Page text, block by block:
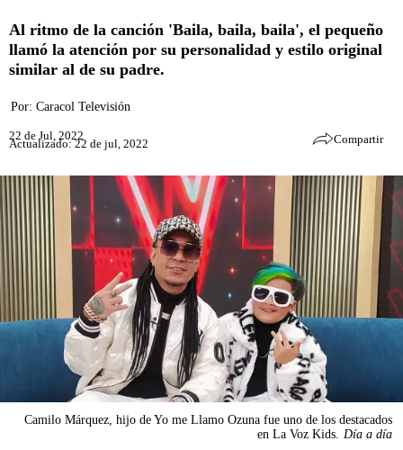
Al ritmo de la canción 'Baila, baila, baila', el pequeño
llamó la atención por su personalidad y estilo original
similar al de su padre.
Por: Caracol Televisión
22 de Jul, 2022
Actualizado: 22 de jul, 2022 Compartir
Camilo Márquez, hijo de Yo me Llamo Ozuna fue uno de los destacados
en La Voz Kids.
Día a día